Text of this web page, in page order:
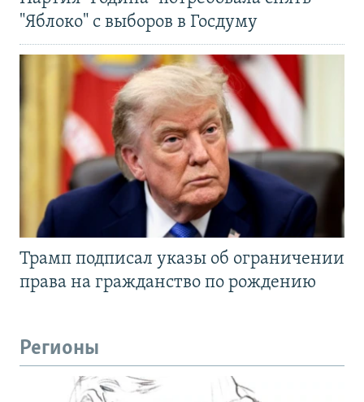
"Яблоко" с выборов в Госдуму
Трамп подписал указы об ограничении
права на гражданство по рождению
Регионы